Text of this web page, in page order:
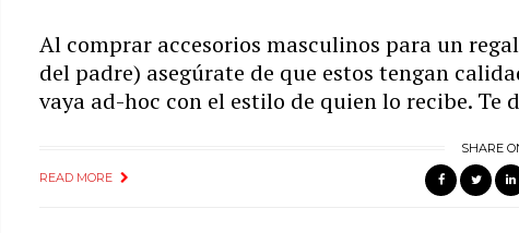
Al comprar accesorios masculinos para un
del padre) asegúrate de que estos tengan
vaya ad-hoc con el estilo de quien lo recibe. Te
READ MORE
SHARE